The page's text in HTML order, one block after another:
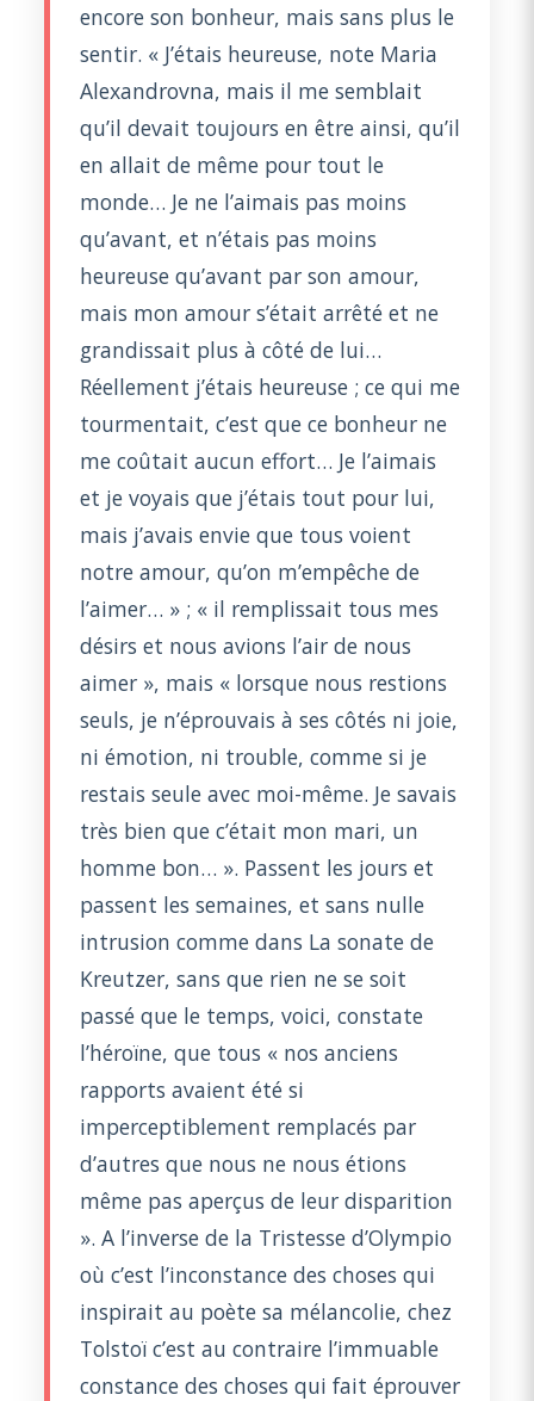
encore son bonheur, mais sans plus le
sentir. « J’étais heureuse, note Maria
Alexandrovna, mais il me semblait
qu’il devait toujours en être ainsi, qu’il
en allait de même pour tout le
monde… Je ne l’aimais pas moins
qu’avant, et n’étais pas moins
heureuse qu’avant par son amour,
mais mon amour s’était arrêté et ne
grandissait plus à côté de lui…
Réellement j’étais heureuse ; ce qui me
tourmentait, c’est que ce bonheur ne
me coûtait aucun effort… Je l’aimais
et je voyais que j’étais tout pour lui,
mais j’avais envie que tous voient
notre amour, qu’on m’empêche de
l’aimer… » ; « il remplissait tous mes
désirs et nous avions l’air de nous
aimer », mais « lorsque nous restions
seuls, je n’éprouvais à ses côtés ni joie,
ni émotion, ni trouble, comme si je
restais seule avec moi-même. Je savais
très bien que c’était mon mari, un
homme bon… ». Passent les jours et
passent les semaines, et sans nulle
intrusion comme dans La sonate de
Kreutzer, sans que rien ne se soit
passé que le temps, voici, constate
l’héroïne, que tous « nos anciens
rapports avaient été si
imperceptiblement remplacés par
d’autres que nous ne nous étions
même pas aperçus de leur disparition
». A l’inverse de la Tristesse d’Olympio
où c’est l’inconstance des choses qui
inspirait au poète sa mélancolie, chez
Tolstoï c’est au contraire l’immuable
constance des choses qui fait éprouver